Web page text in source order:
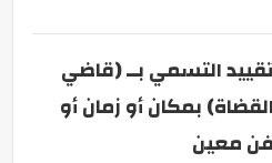
التسمي بــ (قاضي
القضاة) بمكان أو زمان أو
فن معين